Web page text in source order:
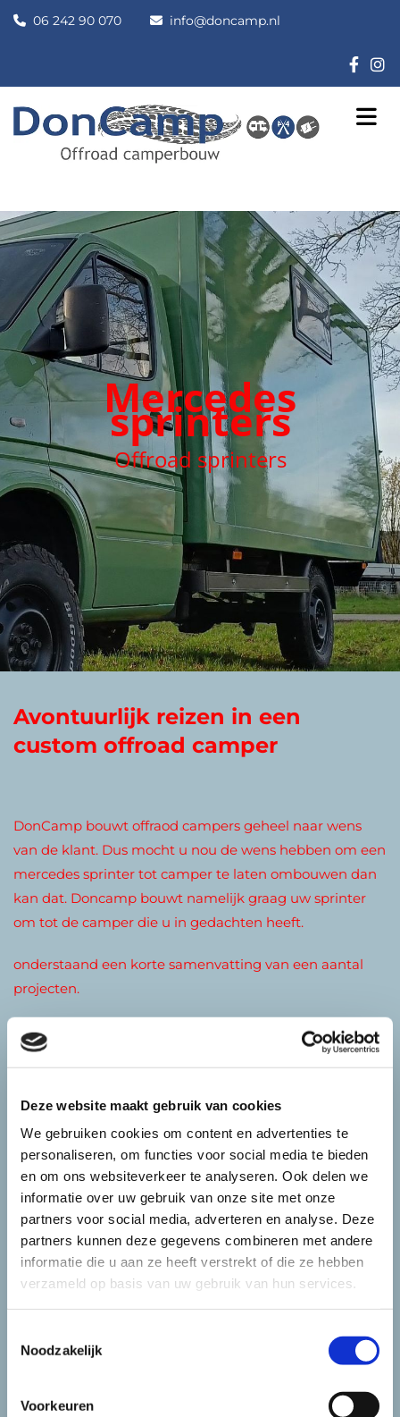
Deze website maakt gebruik van cookies
We gebruiken cookies om content en advertenties te
personaliseren, om functies voor social media te bieden
en om ons websiteverkeer te analyseren. Ook delen we
informatie over uw gebruik van onze site met onze
partners voor social media, adverteren en analyse. Deze
partners kunnen deze gegevens combineren met andere
informatie die u aan ze heeft verstrekt of die ze hebben
verzameld op basis van uw gebruik van hun services.
Noodzakelijk
Voorkeuren
 06 242 90 070  info@doncamp.nl
Mercedes
sprinters
Offroad sprinters
Avontuurlijk reizen in een
custom offroad camper
DonCamp bouwt offraod campers geheel naar wens
van de klant. Dus mocht u nou de wens hebben om een
mercedes sprinter tot camper te laten ombouwen dan
kan dat. Doncamp bouwt namelijk graag uw sprinter
om tot de camper die u in gedachten heeft.
onderstaand een korte samenvatting van een aantal
projecten.